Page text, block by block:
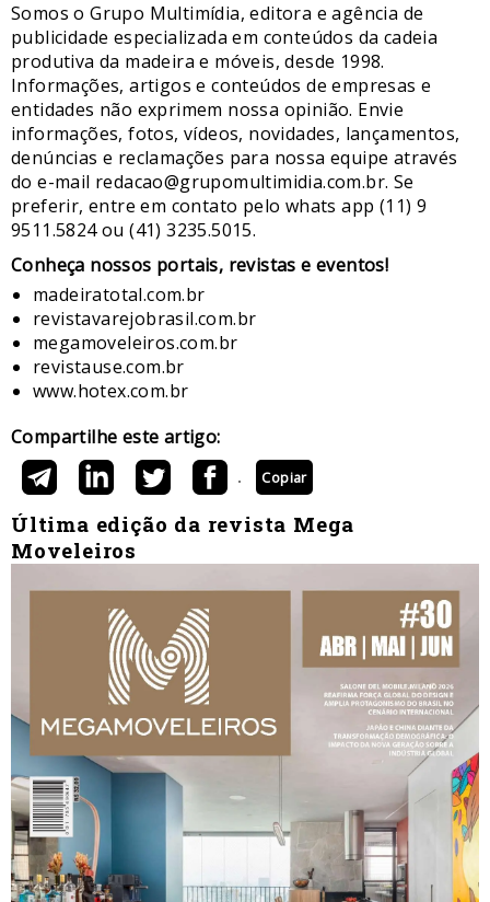
Somos o Grupo Multimídia, editora e agência de
publicidade especializada em conteúdos da cadeia
produtiva da madeira e móveis, desde 1998.
Informações, artigos e conteúdos de empresas e
entidades não exprimem nossa opinião. Envie
informações, fotos, vídeos, novidades, lançamentos,
denúncias e reclamações para nossa equipe através
do e-mail redacao@grupomultimidia.com.br. Se
preferir, entre em contato pelo whats app (11) 9
9511.5824 ou (41) 3235.5015.
​Conheça nossos ​portais, revistas e eventos​!
madeiratotal.com.br
revistavarejobrasil.com.br
megamoveleiros.com.br
revistause.com.br
www.hotex.com.br
Compartilhe este artigo:
Copiar
Última edição da revista Mega
Moveleiros